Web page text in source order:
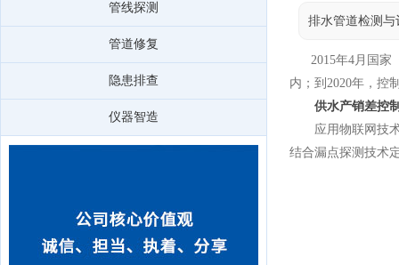
管线探测
管道修复
隐患排查
仪器智造
排水管道检测与
2015年4月国家《
内；到2020年，控
供水产销差控
应用物联网技术
结合漏点探测技术